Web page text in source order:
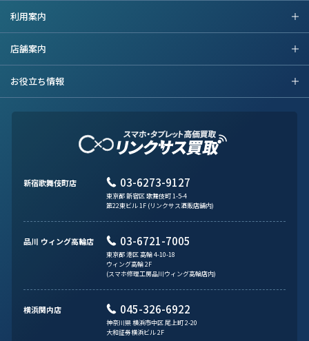
利用案内
店舗案内
お役立ち情報
新宿歌舞伎町店 03-6273-9127
東京都 新宿区 歌舞伎町 1-5-4
第22東ビル 1F (リンクサス酒販店舗内)
品川 ウィング高輪店 03-6721-7005
東京都 港区 高輪 4-10-18
ウィング高輪 2F
(スマホ修理工房品川ウィング高輪店内)
横浜関内店 045-326-6922
神奈川県 横浜市中区 尾上町 2-20
大和証券横浜ビル 2F